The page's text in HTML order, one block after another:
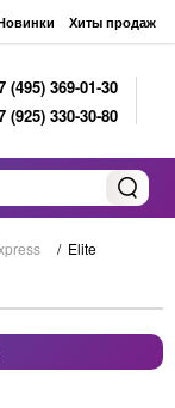
Хиты продаж
(495) 369-01-30
(925) 330-30-80
/ Elite